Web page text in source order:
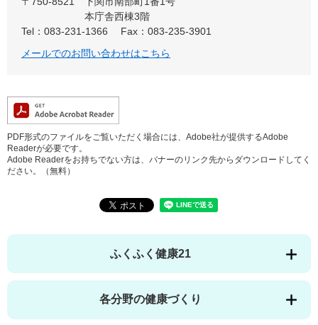
本庁舎西棟3階
Tel：083-231-1366
Fax：083-235-3901
メールでのお問い合わせはこちら
PDF形式のファイルをご覧いただく場合には、Adobe社が提供するAdobe
Readerが必要です。
Adobe Readerをお持ちでない方は、バナーのリンク先からダウンロードしてく
ださい。（無料）
ふくふく健康21
各分野の健康づくり